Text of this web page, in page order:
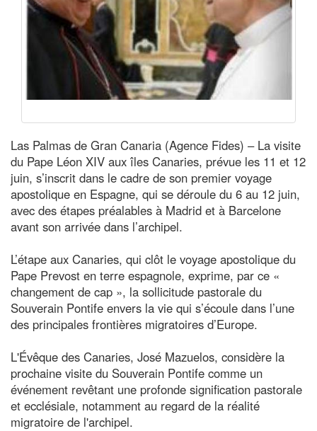
Las Palmas de Gran Canaria (Agence Fides) – La visite
du Pape Léon XIV aux îles Canaries, prévue les 11 et 12
juin, s’inscrit dans le cadre de son premier voyage
apostolique en Espagne, qui se déroule du 6 au 12 juin,
avec des étapes préalables à Madrid et à Barcelone
avant son arrivée dans l’archipel.
L’étape aux Canaries, qui clôt le voyage apostolique du
Pape Prevost en terre espagnole, exprime, par ce «
changement de cap », la sollicitude pastorale du
Souverain Pontife envers la vie qui s’écoule dans l’une
des principales frontières migratoires d’Europe.
L'Évêque des Canaries, José Mazuelos, considère la
prochaine visite du Souverain Pontife comme un
événement revêtant une profonde signification pastorale
et ecclésiale, notamment au regard de la réalité
migratoire de l'archipel.